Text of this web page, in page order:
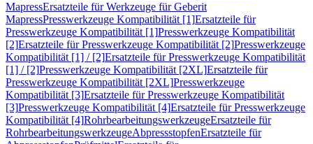
MapressErsatzteile für Werkzeuge für Geberit
MapressPresswerkzeuge Kompatibilität [1]Ersatzteile für
Presswerkzeuge Kompatibilität [1]Presswerkzeuge Kompatibilität
[2]Ersatzteile für Presswerkzeuge Kompatibilität [2]Presswerkzeuge
Kompatibilität [1] / [2]Ersatzteile für Presswerkzeuge Kompatibilität
[1] / [2]Presswerkzeuge Kompatibilität [2XL]Ersatzteile für
Presswerkzeuge Kompatibilität [2XL]Presswerkzeuge
Kompatibilität [3]Ersatzteile für Presswerkzeuge Kompatibilität
[3]Presswerkzeuge Kompatibilität [4]Ersatzteile für Presswerkzeuge
Kompatibilität [4]RohrbearbeitungswerkzeugeErsatzteile für
RohrbearbeitungswerkzeugeAbpressstopfenErsatzteile für